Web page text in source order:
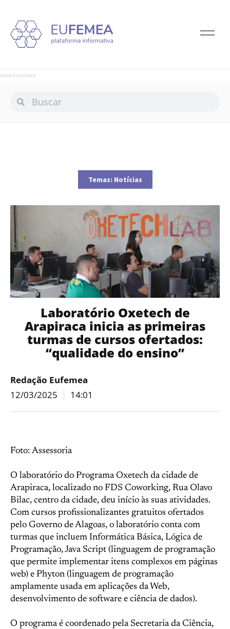
Advertisement
Temas: Notícias
Laboratório Oxetech de
Arapiraca inicia as primeiras
turmas de cursos ofertados:
“qualidade do ensino”
Redação Eufemea
12/03/2025
14:01
Foto: Assessoria
O laboratório do Programa Oxetech da cidade de
Arapiraca, localizado no FDS Coworking, Rua Olavo
Bilac, centro da cidade, deu início às suas atividades.
Com cursos profissionalizantes gratuitos ofertados
pelo Governo de Alagoas, o laboratório conta com
turmas que incluem Informática Básica, Lógica de
Programação, Java Script (linguagem de programação
que permite implementar itens complexos em páginas
web) e Phyton (linguagem de programação
amplamente usada em aplicações da Web,
desenvolvimento de software e ciência de dados).
O programa é coordenado pela Secretaria da Ciência,